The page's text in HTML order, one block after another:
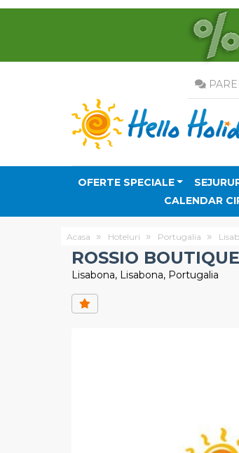
OFERTE SPECIALE
CALENDAR
Acasa Hoteluri Portugalia
ROSSIO BOUTIQUE
Lisabona, Lisabona, Portugalia